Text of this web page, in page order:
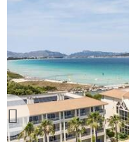
Previous